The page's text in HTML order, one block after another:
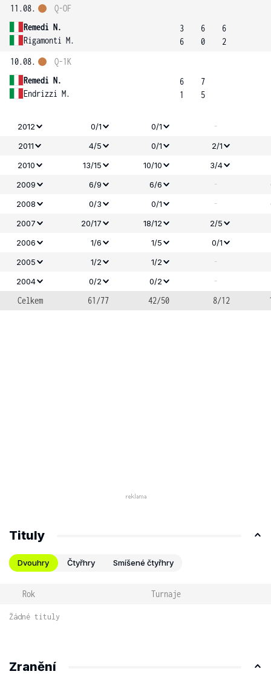
11.08.
Remedi N.
Rigamonti M.
Q-OF
3
6
6
0
6
2
10.08.
Remedi N.
Endrizzi M.
Q-1K
6
1
7
5
2012 0/1 0/1 -
2011 4/5 0/1 2/1
2010
13/15 10/10
3/4
2009
6/9 6/6 -
2008
0/3 0/1 -
2007
20/17 18/12
2/5
2006
1/6 1/5
0/1
2005
1/2 1/2 -
2004 0/2 0/2
-
Celkem
61/77 42/50 8/12
Tituly
Dvouhry Čtyřhry Smíšené čtyřhry
Rok Turnaje
Žádné tituly
Zranění